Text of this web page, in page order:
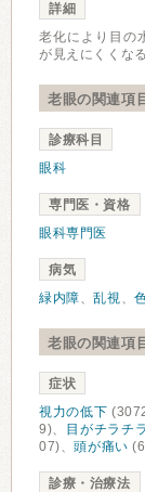
詳細
老化により目の
が見えにくくな
老眼の関連項
診療科目
眼科
専門医・資格
眼科専門医
病気
緑内障、乱視、
老眼の関連項
症状
視力の低下
9)、
目がチラチ
07)、頭が痛い
診療・治療法